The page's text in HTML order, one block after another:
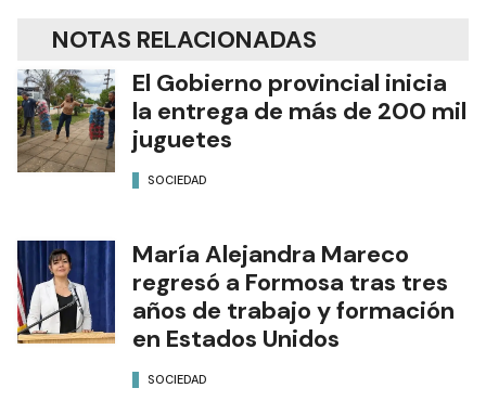
NOTAS RELACIONADAS
El Gobierno provincial inicia
la entrega de más de 200 mil
juguetes
SOCIEDAD
María Alejandra Mareco
regresó a Formosa tras tres
años de trabajo y formación
en Estados Unidos
SOCIEDAD